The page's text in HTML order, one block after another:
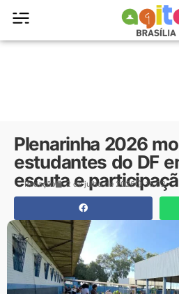
Plenarinha 2026
estudantes do DF
escuta e
Redação 2 de julho de 2026 16:02